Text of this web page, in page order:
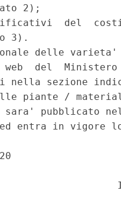
2);
del
3).
delle
web  del
nella sezione
piante /
sara' pubblicato
entra in vigore